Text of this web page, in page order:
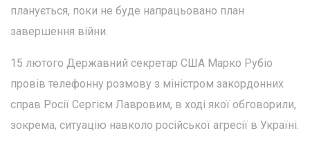
планується, поки не буде напрацьовано план
завершення війни.
15 лютого Державний секретар США Марко Рубіо
провів телефонну розмову з міністром закордонних
справ Росії Сергієм Лавровим, в ході якої обговорили,
зокрема, ситуацію навколо російської агресії в Україні.